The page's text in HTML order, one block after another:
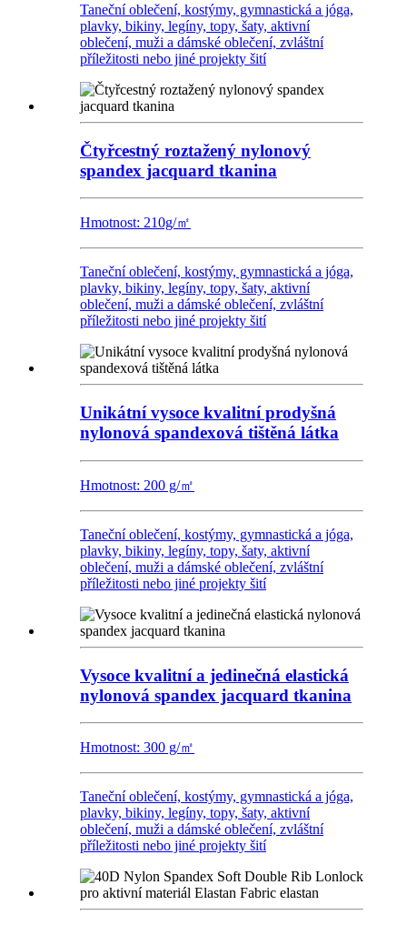
Taneční oblečení, kostýmy, gymnastická a jóga,
plavky, bikiny, legíny, topy, šaty, aktivní
oblečení, muži a dámské oblečení, zvláštní
příležitosti nebo jiné projekty šití
Čtyřcestný roztažený nylonový
spandex jacquard tkanina
Hmotnost: 210g/㎡
Taneční oblečení, kostýmy, gymnastická a jóga,
plavky, bikiny, legíny, topy, šaty, aktivní
oblečení, muži a dámské oblečení, zvláštní
příležitosti nebo jiné projekty šití
Unikátní vysoce kvalitní prodyšná
nylonová spandexová tištěná látka
Hmotnost: 200 g/㎡
Taneční oblečení, kostýmy, gymnastická a jóga,
plavky, bikiny, legíny, topy, šaty, aktivní
oblečení, muži a dámské oblečení, zvláštní
příležitosti nebo jiné projekty šití
Vysoce kvalitní a jedinečná elastická
nylonová spandex jacquard tkanina
Hmotnost: 300 g/㎡
Taneční oblečení, kostýmy, gymnastická a jóga,
plavky, bikiny, legíny, topy, šaty, aktivní
oblečení, muži a dámské oblečení, zvláštní
příležitosti nebo jiné projekty šití